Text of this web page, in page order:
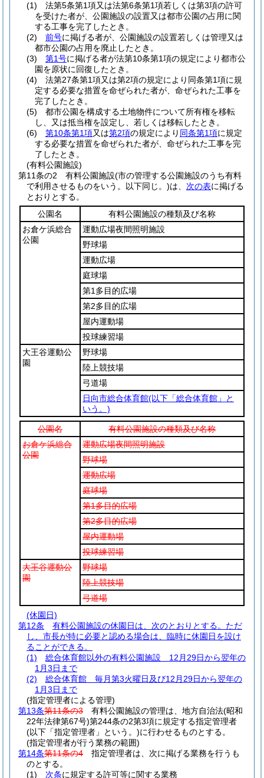
(1)
法第5条第1項又は法第6条第1項若しくは第3項の許可
を受けた者が、公園施設の設置又は都市公園の占用に関
する工事を完了したとき。
(2)
前号に掲げる者が、公園施設の設置若しくは管理又は
都市公園の占用を廃止したとき。
(3)
第1号に掲げる者が法第10条第1項の規定により都市公
園を原状に回復したとき。
(4)
法第27条第1項又は第2項の規定により同条第1項に規
定する必要な措置を命ぜられた者が、命ぜられた工事を
完了したとき。
(5)
都市公園を構成する土地物件について所有権を移転
し、又は抵当権を設定し、若しくは移転したとき。
(6)
第10条第1項又は第2項の規定により 同条第1項に規定
する必要な措置を命ぜられた者が、命ぜられた工事を完
了したとき。
(有料公園施設)
第11条の2
有料公園施設(市の管理する公園施設のうち有料
で利用させるものをいう。以下同じ。)は、 次の表に掲げる
とおりとする。
公園名
有料公園施設の種類及び名称
お倉ケ浜総合
公園
運動広場夜間照明施設
野球場
運動広場
庭球場
第1多目的広場
第2多目的広場
屋内運動場
投球練習場
大王谷運動公
園
野球場
陸上競技場
弓道場
日向市総合体育館(以下「総合体育館」と
いう。)
公園名
有料公園施設の種類及び名称
お倉ケ浜総合
公園
運動広場夜間照明施設
野球場
運動広場
庭球場
第1多目的広場
第2多目的広場
屋内運動場
投球練習場
大王谷運動公
園
野球場
陸上競技場
弓道場
(休園日)
第12条
有料公園施設の休園日は、次のとおりとする。 ただ
し、市長が特に必要と認める場合は、臨時に休園日を設け
ることができる。
(1)
総合体育館以外の有料公園施設 12月29日から翌年の
1月3日まで
(2)
総合体育館 毎月第3火曜日及び12月29日から翌年の
1月3日まで
(指定管理者による管理)
第13条第11条の3 有料公園施設の管理は、地方自治法(昭和
22年法律第67号)第244条の2第3項に規定する指定管理者
(以下「指定管理者」という。)に行わせるものとする。
(指定管理者が行う業務の範囲)
第14条第11条の4
指定管理者は、次に掲げる業務を行うも
のとする。
(1)
次条に規定する許可等に関する業務